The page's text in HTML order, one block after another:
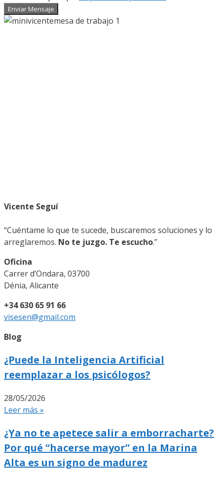
Enviar Mensaje
Vicente Seguí
“Cuéntame lo que te sucede, buscaremos soluciones y lo
arreglaremos. No te juzgo. Te escucho.”
Oficina
Carrer d’Ondara, 03700
Dénia, Alicante
+34 630 65 91 66
visesen@gmail.com
Blog
¿Puede la Inteligencia Artificial
reemplazar a los psicólogos?
28/05/2026
Leer más »
¿Ya no te apetece salir a emborracharte?
Por qué “hacerse mayor” en la Marina
Alta es un signo de madurez